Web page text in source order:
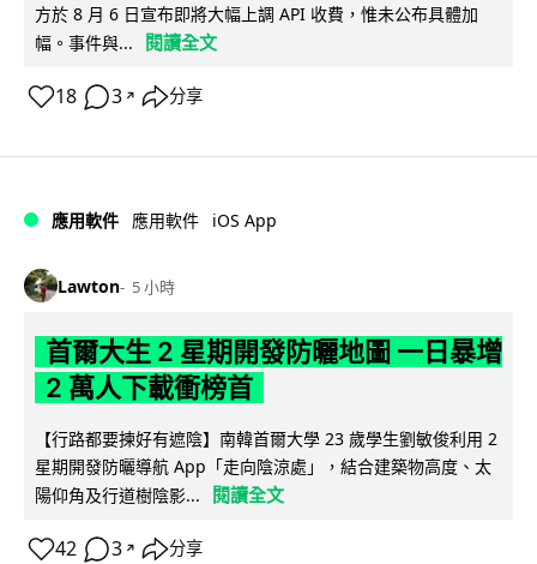
方於 8 月 6 日宣布即將大幅上調 API 收費，惟未公布具體加
幅。事件與...
閱讀全文
18 3 ↗ 分享
應用軟件 應用軟件 iOS App
Lawton 5 小時
首爾大生 2 星期開發防曬地圖 一日暴增
2 萬人下載衝榜首
【行路都要揀好有遮陰】南韓首爾大學 23 歲學生劉敏俊利用 2
星期開發防曬導航 App「走向陰涼處」，結合建築物高度、太
陽仰角及行道樹陰影...
閱讀全文
42 3 ↗ 分享